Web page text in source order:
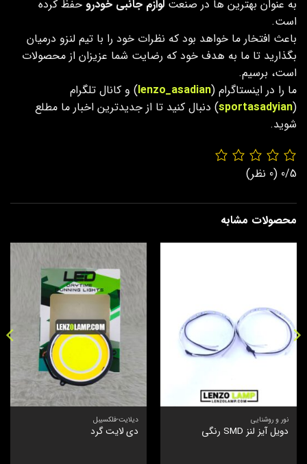
به عنوان بهترین ها در صنعت لوازم جانبی خودرو حفظ کرده
است.
باعث افتخار ما خواهد بود که نظرات خود را با تیم لنزو درمیان
بگذارید تا ما به هدف خود که رضایت شما عزیزان از محصولات
است، برسیم.
ما را در اینستاگرام (lenzo_asadian) و کانال تلگرام
(
sportasadyian) دنبال کنید تا از جدیدترین اخبار ما مطلع
شوید.
0/5 (0 نظر)
محصولات مشابه
نور و روشنایی
دویل آیز لنز SMD رنگی
دیلایت-فلکسیبل
دی لایت گرد